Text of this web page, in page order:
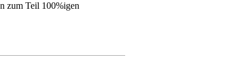
zum Teil 100%igen